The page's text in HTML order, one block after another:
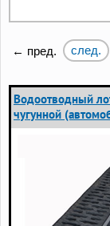
← пред. след.
Водоотводный
чугунной